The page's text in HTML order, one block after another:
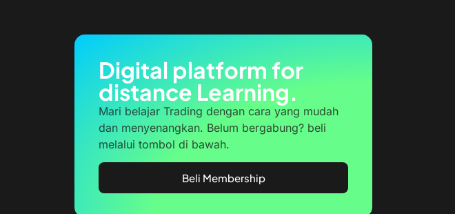
Digital platform for
distance Learning.
Mari belajar Trading dengan cara yang mudah
dan menyenangkan. Belum bergabung? beli
melalui tombol di bawah.
Beli Membership